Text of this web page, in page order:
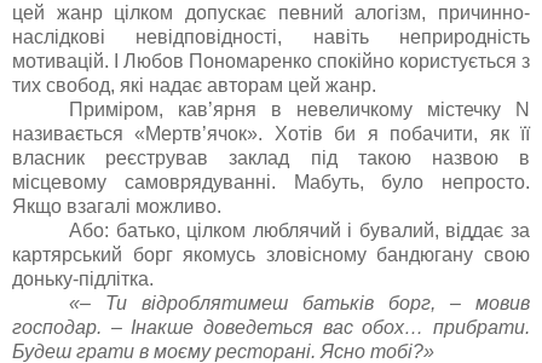
цей жанр цілком допускає певний алогізм, причинно-
наслідкові невідповідності, навіть неприродність
мотивацій. І Любов Пономаренко спокійно користується з
тих свобод, які надає авторам цей жанр.
Приміром, кав’ярня в невеличкому містечку N
називається «Мертв’ячок». Хотів би я побачити, як її
власник реєстрував заклад під такою назвою в
місцевому самоврядуванні. Мабуть, було непросто.
Якщо взагалі можливо.
Або: батько, цілком люблячий і бувалий, віддає за
картярський борг якомусь зловісному бандюгану свою
доньку-підлітка.
«– Ти відроблятимеш батьків борг, – мовив
господар. – Інакше доведеться вас обох… прибрати.
Будеш грати в моєму ресторані. Ясно тобі?»